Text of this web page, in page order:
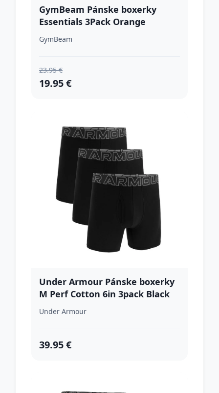
GymBeam Pánske boxerky
Essentials 3Pack Orange
XXLXXL
GymBeam
23.95 €
19.95 €
Under Armour Pánske boxerky
M Perf Cotton 6in 3pack Black
MM
Under Armour
39.95 €